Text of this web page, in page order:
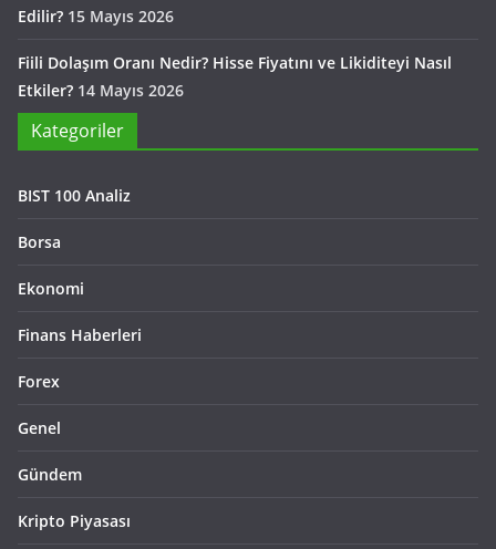
Edilir? 15 Mayıs 2026
Fiili Dolaşım Oranı Nedir? Hisse Fiyatını ve Likiditeyi Nasıl
Etkiler? 14 Mayıs 2026
Kategoriler
BIST 100 Analiz
Borsa
Ekonomi
Finans Haberleri
Forex
Genel
Gündem
Kripto Piyasası